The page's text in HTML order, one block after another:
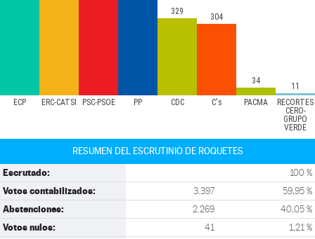
ECP ERC-CATSÍ PSC-PSOE PP CDC C's PACMA
RECORTES
CERO-
GRUPO
VERDE
329
304
34
11
RESUMEN DEL ESCRUTINIO DE ROQUETES
Escrutado: 100 %
Votos contabilizados: 3.397 59,95 %
Abstenciones: 2.269 40,05 %
Votos nulos: 41 1,21 %